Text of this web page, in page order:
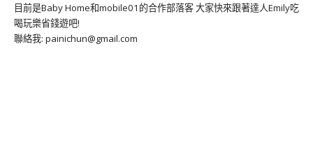
目前是Baby Home和mobile01的合作部落客 大家快來跟著達人Emily吃
喝玩樂省錢遊吧!
聯絡我: painichun@gmail.com